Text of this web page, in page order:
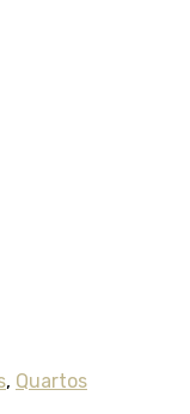
, Quartos